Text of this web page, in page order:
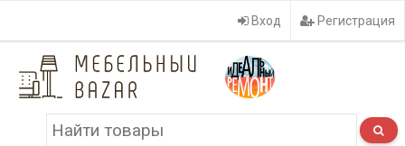
Вход Регистрация